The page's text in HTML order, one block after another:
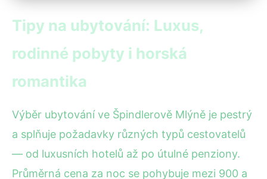
Tipy na ubytování: Luxus,
rodinné pobyty i horská
romantika
Výběr ubytování ve Špindlerově Mlýně je pestrý
a splňuje požadavky různých typů cestovatelů
— od luxusních hotelů až po útulné penziony.
Průměrná cena za noc se pohybuje mezi 900 a